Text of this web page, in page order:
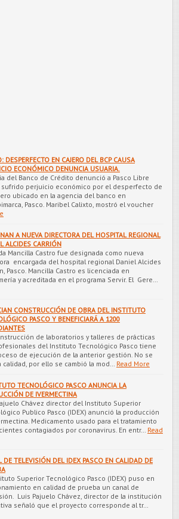
DESPERFECTO EN CAJERO DEL BCP CAUSA
ECONÓMICO DENUNCIA USUARIA.
del Banco de Crédito denunció a Pasco Libre
sufrido perjuicio económico por el desperfecto de
ubicado en la agencia del banco en
Pasco. Maribel Calixto, mostró el voucher
A NUEVA DIRECTORA DEL HOSPITAL REGIONAL
ALCIDES CARRIÓN
Mancilla Castro fue designada como nueva
encargada del hospital regional Daniel Alcides
Pasco. Mancilla Castro es licenciada en
y acreditada en el programa Servir. El Gere…
CONSTRUCCIÓN DE OBRA DEL INSTITUTO
PASCO Y BENEFICIARÁ A 1200
de laboratorios y talleres de prácticas
del Instituto Tecnológico Pasco tiene
de ejecución de la anterior gestión. No se
por ello se cambió la mod…
Read More
TECNOLÓGICO PASCO ANUNCIA LA
DE IVERMECTINA
Chávez director del Instituto Superior
Publico Pasco (IDEX) anunció la producción
Medicamento usado para el tratamiento
contagiados por coronavirus. En entr…
Read
DE TELEVISIÓN DEL IDEX PASCO EN CALIDAD DE
Superior Tecnológico Pasco (IDEX) puso en
en calidad de prueba un canal de
Luis Pajuelo Chávez, director de la institución
señaló que el proyecto corresponde al tr…